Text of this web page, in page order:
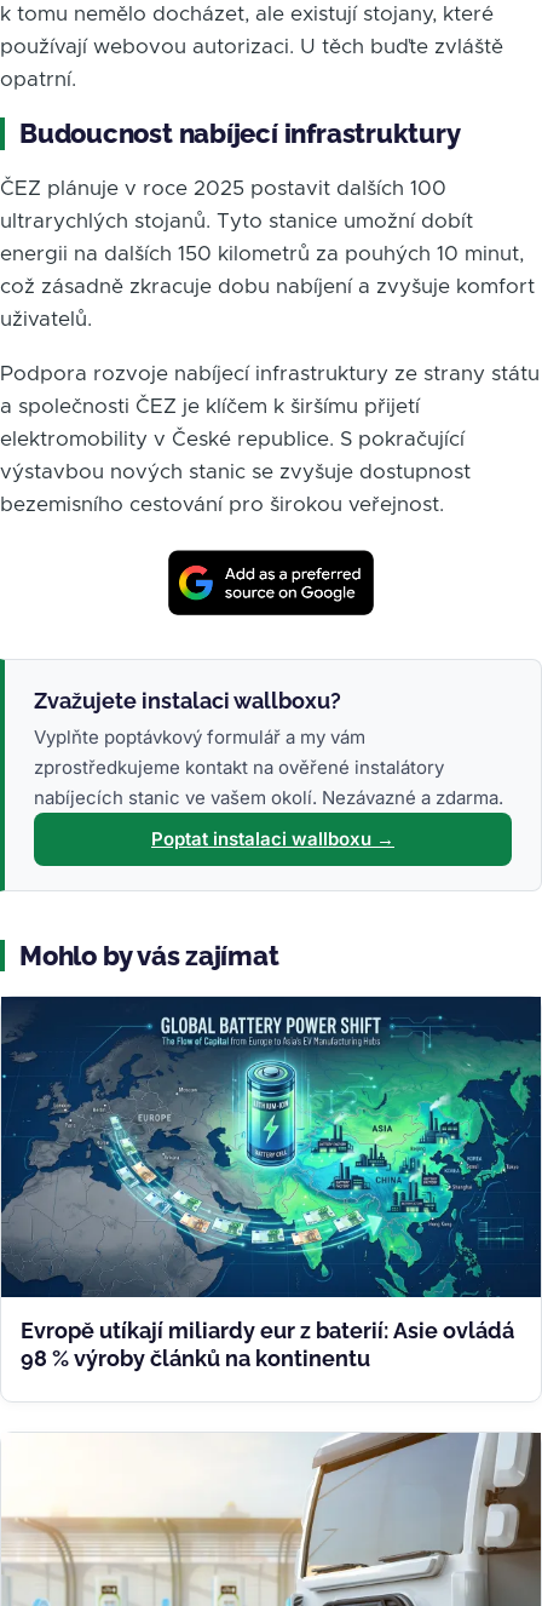
k tomu nemělo docházet, ale existují stojany, které
používají webovou autorizaci. U těch buďte zvláště
opatrní.
Budoucnost nabíjecí infrastruktury
ČEZ plánuje v roce 2025 postavit dalších 100
ultrarychlých stojanů. Tyto stanice umožní dobít
energii na dalších 150 kilometrů za pouhých 10 minut,
což zásadně zkracuje dobu nabíjení a zvyšuje komfort
uživatelů.
Podpora rozvoje nabíjecí infrastruktury ze strany státu
a společnosti ČEZ je klíčem k širšímu přijetí
elektromobility v České republice. S pokračující
výstavbou nových stanic se zvyšuje dostupnost
bezemisního cestování pro širokou veřejnost.
Zvažujete instalaci wallboxu?
Vyplňte poptávkový formulář a my vám
zprostředkujeme kontakt na ověřené instalátory
nabíjecích stanic ve vašem okolí. Nezávazné a zdarma.
Poptat instalaci wallboxu →
Mohlo by vás zajímat
Evropě utíkají miliardy eur z baterií: Asie ovládá
98 % výroby článků na kontinentu